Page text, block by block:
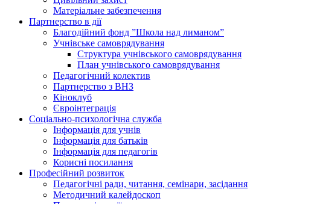
Матеріальне забезпечення
Партнерство в дії
Благодійний фонд ”Школа над лиманом”
Учнівське самоврядування
Структура учнiвського самоврядування
План учнiвського самоврядування
Педагогічний колектив
Партнерство з ВНЗ
Кіноклуб
Євроінтеграція
Соціально-психологічна служба
Інформація для учнів
Інформація для батьків
Інформація для педагогів
Корисні посилання
Професійний розвиток
Педагогічні ради, читання, семінари, засідання
Методичний калейдоскоп